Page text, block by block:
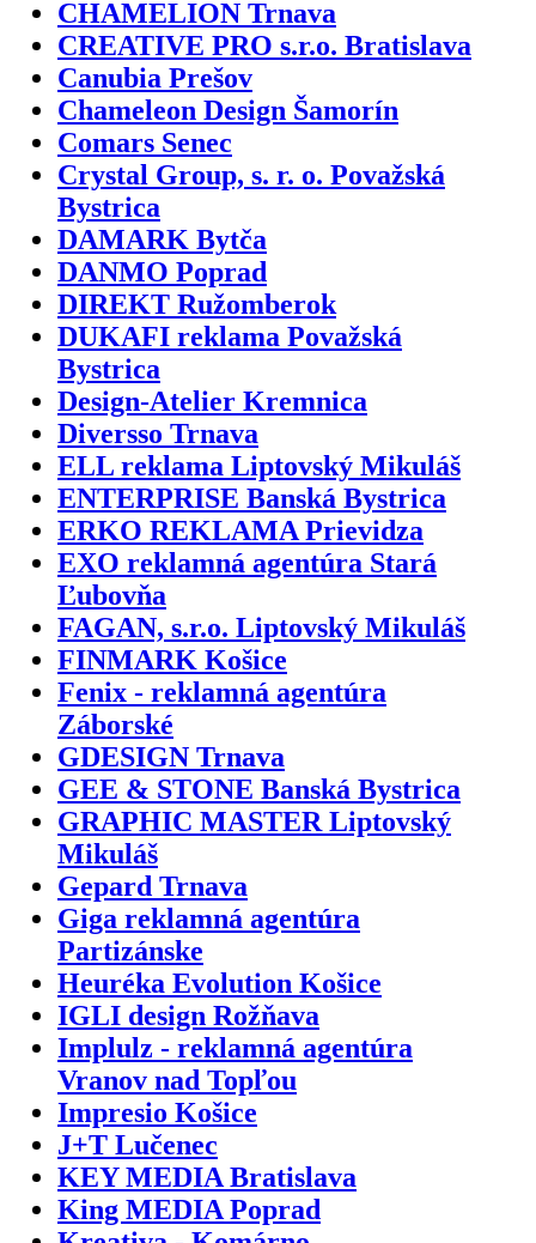
CHAMELION Trnava
CREATIVE PRO s.r.o. Bratislava
Canubia Prešov
Chameleon Design Šamorín
Comars Senec
Crystal Group, s. r. o. Považská
Bystrica
DAMARK Bytča
DANMO Poprad
DIREKT Ružomberok
DUKAFI reklama Považská
Bystrica
Design-Atelier Kremnica
Diversso Trnava
ELL reklama Liptovský Mikuláš
ENTERPRISE Banská Bystrica
ERKO REKLAMA Prievidza
EXO reklamná agentúra Stará
Ľubovňa
FAGAN, s.r.o. Liptovský Mikuláš
FINMARK Košice
Fenix - reklamná agentúra
Záborské
GDESIGN Trnava
GEE & STONE Banská Bystrica
GRAPHIC MASTER Liptovský
Mikuláš
Gepard Trnava
Giga reklamná agentúra
Partizánske
Heuréka Evolution Košice
IGLI design Rožňava
Implulz - reklamná agentúra
Vranov nad Topľou
Impresio Košice
J+T Lučenec
KEY MEDIA Bratislava
King MEDIA Poprad